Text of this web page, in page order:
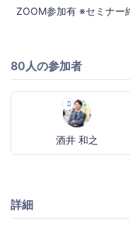
ZOOM参加有 ※セミナー
80人の参加者
酒井 和之
詳細